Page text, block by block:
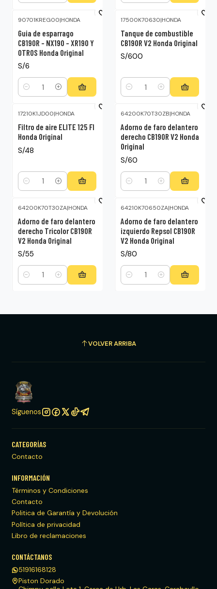
90701KREG00|HONDA
Guia de esparrago
CB190R – NX190 – XR190 Y
OTROS Honda Original
S/6
Cantidad
17500K70630|HONDA
Tanque de combustible
CB190R V2 Honda Original
S/600
Cantidad
17210K1JD00|HONDA
Filtro de aire ELITE 125 FI
Honda Original
S/48
Cantidad
64200K70T30ZB|HONDA
Adorno de faro delantero
derecho CB190R V2 Honda
Original
S/60
Cantidad
64200K70T30ZA|HONDA
Adorno de faro delantero
derecho Tricolor CB190R
V2 Honda Original
S/55
Cantidad
64210K70650ZA|HONDA
Adorno de faro delantero
izquierdo Repsol CB190R
V2 Honda Original
S/80
Cantidad
VOLVER ARRIBA
Síguenos
CATEGORÍAS
Contacto
INFORMACIÓN
Términos y Condiciones
Contacto
Politica de Garantía y Devolución
Política de privacidad
Libro de reclamaciones
CONTÁCTANOS
51916168128
Piston Dorado